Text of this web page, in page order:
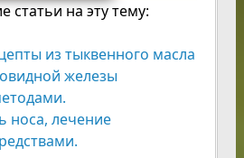
статьи на эту тему:
из тыквенного масла
железы
носа, лечение